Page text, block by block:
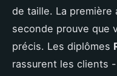
de taille. La
seconde prouve que
précis. Les diplômes
rassurent les clients